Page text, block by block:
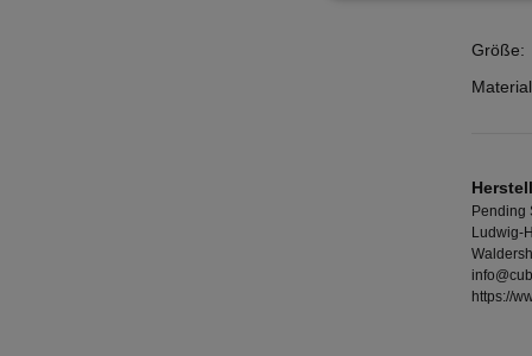
Größe:
Pending
Ludwig-
https://